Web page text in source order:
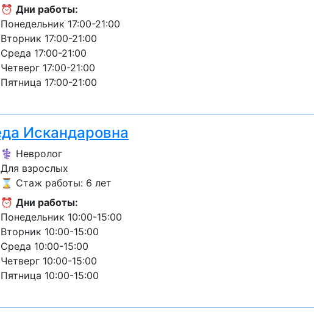
⏰ Дни работы:
Понедельник 17:00-21:00
Вторник 17:00-21:00
Среда 17:00-21:00
Четверг 17:00-21:00
Пятница 17:00-21:00
Искандаровна
⚕️ Невролог
Для взрослых
⌛ Стаж работы: 6 лет
⏰ Дни работы:
Понедельник 10:00-15:00
Вторник 10:00-15:00
Среда 10:00-15:00
Четверг 10:00-15:00
Пятница 10:00-15:00